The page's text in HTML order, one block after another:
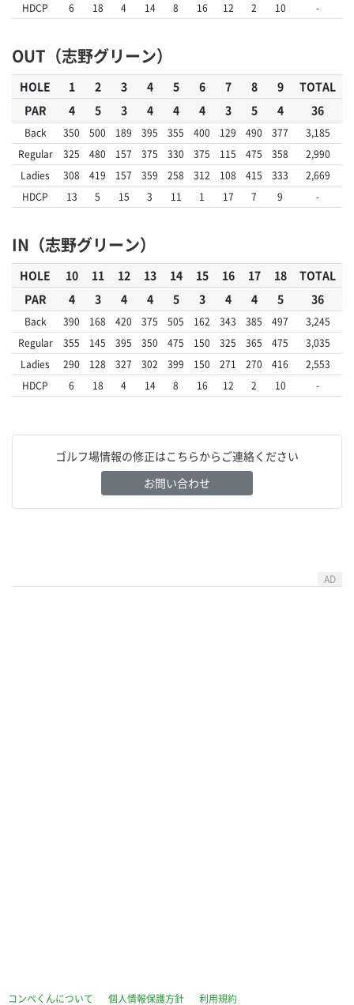
HDCP
6 18 4 14 8 16 12 2 10 -
OUT（志野グリーン）
HOLE 1 2 3 4 5 6 7 8 9
TOTAL
PAR
4 5 3 4 4 4 3 5 4 36
Back 350 500 189 395 355 400 129 490 377
3,185
Regular
325 480 157 375 330 375 115 475 358
2,990
Ladies
308 419 157 359 258 312 108 415 333
2,669
HDCP
13 5 15 3 11 1 17 7 9 -
IN（志野グリーン）
HOLE 10 11 12 13 14 15 16 17 18
TOTAL
PAR
4 3 4 4 5 3 4 4 5 36
Back 390 168 420 375 505 162 343 385 497
3,245
Regular
355 145 395 350 475 150 325 365 475
3,035
Ladies
290 128 327 302 399 150 271 270 416
2,553
HDCP
6 18 4 14 8 16 12 2 10 -
ゴルフ場情報の修正はこちらからご連絡ください
お問い合わせ
AD
コンペくんについて 個人情報保護方針 利用規約